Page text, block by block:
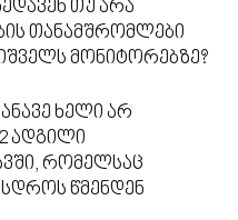
თუ არა
თანამშრომლები
მონიტორებზე?
ხელი არ
ადგილი
რომელსაც
წმენდენ